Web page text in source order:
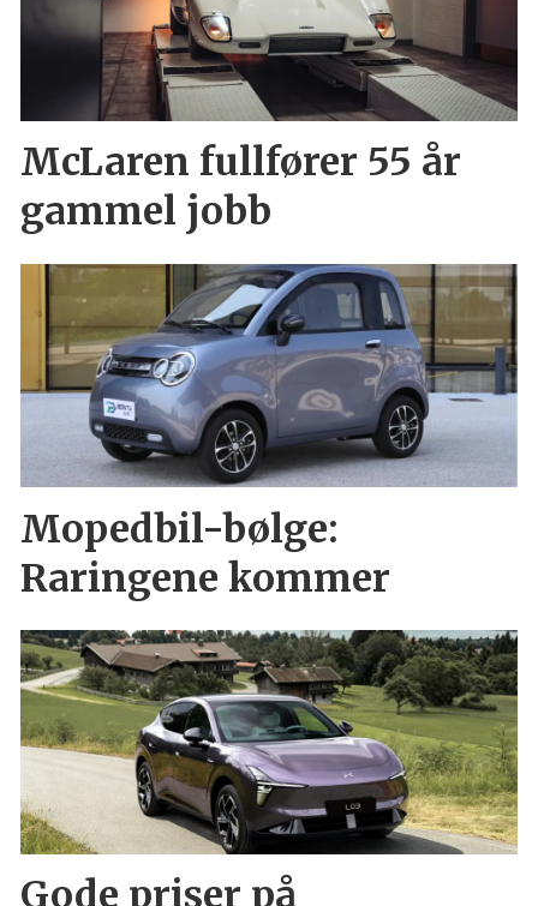
McLaren fullfører 55 år
gammel jobb
Mopedbil-bølge:
Raringene kommer
Gode priser på